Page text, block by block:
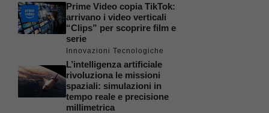
Prime Video copia TikTok:
arrivano i video verticali
“Clips” per scoprire film e
serie
Innovazioni Tecnologiche
L’intelligenza artificiale
rivoluziona le missioni
spaziali: simulazioni in
tempo reale e precisione
millimetrica